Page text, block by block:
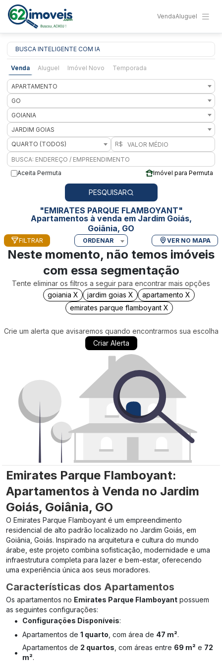
VendaAluguel
BUSCA INTELIGENTE COM IA
Venda Aluguel Imóvel Novo Temporada
APARTAMENTO
GO
GOIANIA
JARDIM GOIAS
QUARTO (TODOS)
R$
Aceita Permuta Imóvel para Permuta
PESQUISAR
"EMIRATES PARQUE FLAMBOYANT"
Apartamentos à venda em Jardim Goiás,
Goiânia, GO
FILTRAR ORDENAR VER NO MAPA
Neste momento, não temos imóveis
com essa segmentação
Tente eliminar os filtros a seguir para encontrar mais opções
goiania X
jardim goias X
apartamento X
emirates parque flamboyant X
Crie um alerta que avisaremos quando encontrarmos sua escolha
Criar Alerta
Emirates Parque Flamboyant:
Apartamentos à Venda no Jardim
Goiás, Goiânia, GO
O Emirates Parque Flamboyant é um empreendimento
residencial de alto padrão localizado no Jardim Goiás, em
Goiânia, Goiás. Inspirado na arquitetura e cultura do mundo
árabe, este projeto combina sofisticação, modernidade e uma
infraestrutura completa para lazer e bem-estar, oferecendo
uma experiência única aos seus moradores.
Características dos Apartamentos
Os apartamentos no Emirates Parque Flamboyant possuem
as seguintes configurações:
• Configurações Disponíveis:
• Apartamentos de 1 quarto , com área de 47 m².
•
Apartamentos de 2 quartos , com áreas entre 69 m² e 72
m².